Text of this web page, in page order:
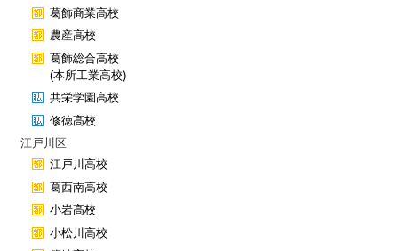
葛飾商業高校
農産高校
葛飾総合高校
(本所工業高校)
共栄学園高校
修徳高校
江戸川区
江戸川高校
葛西南高校
小岩高校
小松川高校